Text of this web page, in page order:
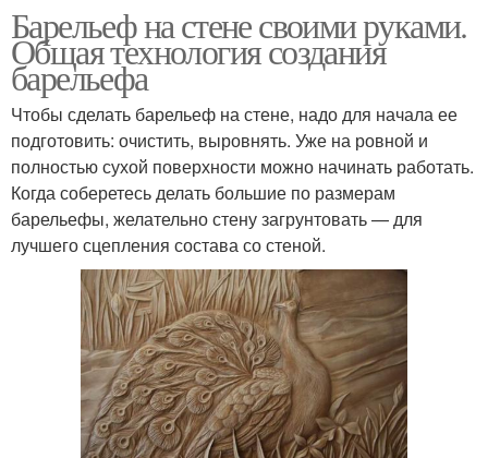
Барельеф на стене своими руками.
Общая технология создания
барельефа
Чтобы сделать барельеф на стене, надо для начала ее
подготовить: очистить, выровнять. Уже на ровной и
полностью сухой поверхности можно начинать работать.
Когда соберетесь делать большие по размерам
барельефы, желательно стену загрунтовать — для
лучшего сцепления состава со стеной.